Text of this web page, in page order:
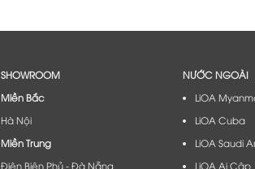
SHOWROOM
Miền Bắc
Hà Nội
Miền Trung
Điện Biên Phủ - Đà Nẵng​
NƯỚC NGOÀI
LiOA
LiOA Cuba
LiOA Saudi
LiOA Ai Cập